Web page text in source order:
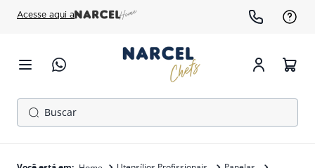
Acesse aqui a
Buscar
1º
cafeteira